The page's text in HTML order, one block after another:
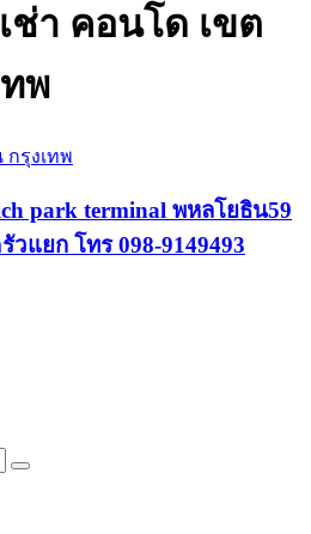
ช่า คอนโด เขต
พ
กรุงเทพ
park terminal พหลโยธิน59
แยก โทร 098-9149493